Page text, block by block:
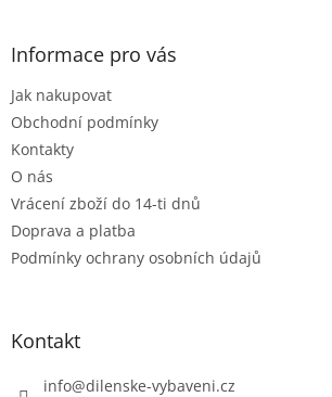
p
i
Informace pro vás
Jak nakupovat
Obchodní podmínky
Kontakty
O nás
Vrácení zboží do 14-ti dnů
Doprava a platba
Podmínky ochrany osobních údajů
Kontakt
info@dilenske-vybaveni.cz